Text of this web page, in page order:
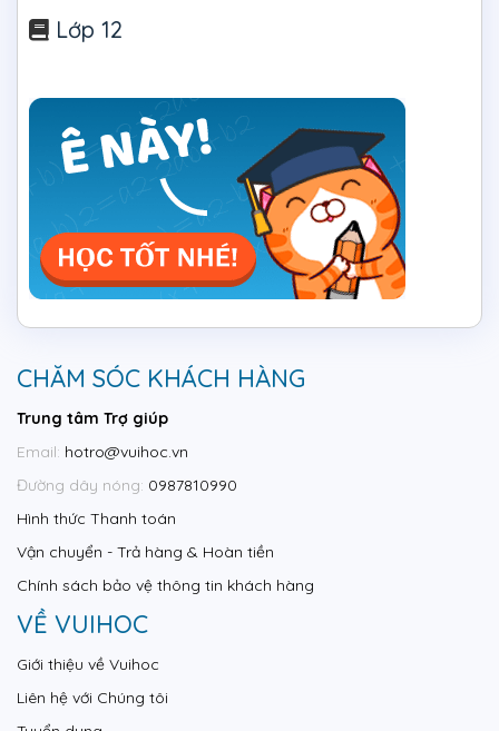
Lớp 12
CHĂM SÓC KHÁCH HÀNG
Trung tâm Trợ giúp
Email: hotro@vuihoc.vn
Đường dây nóng: 0987810990
Hình thức Thanh toán
Vận chuyển - Trả hàng & Hoàn tiền
Chính sách bảo vệ thông tin khách hàng
VỀ VUIHOC
Giới thiệu về Vuihoc
Liên hệ với Chúng tôi